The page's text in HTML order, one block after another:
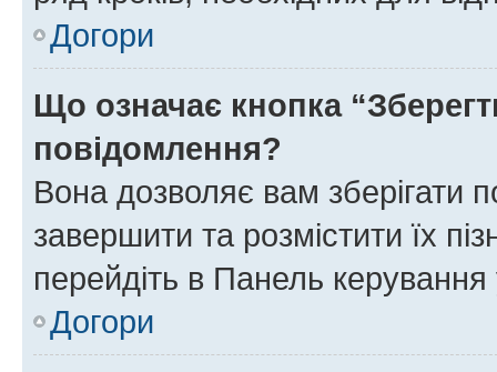
Догори
Що означає кнопка
повідомлення?
Вона дозволяє вам зберігати
завершити та розмістити їх
перейдіть в Панель керування
Догори